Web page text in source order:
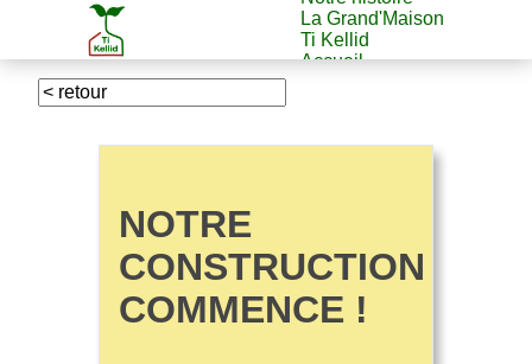
La Grand'Maison
Ti Kellid
Accueil
NOTRE
CONSTRUCTION
COMMENCE !